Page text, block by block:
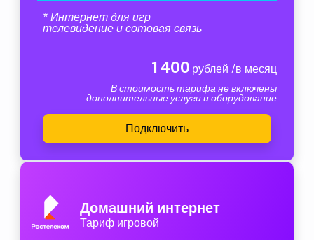
* Интернет для игр
телевидение и сотовая связь
1 400 рублей /в месяц
В стоимость тарифа не включены
дополнительные услуги и оборудование
Подключить
Домашний интернет
Тариф игровой